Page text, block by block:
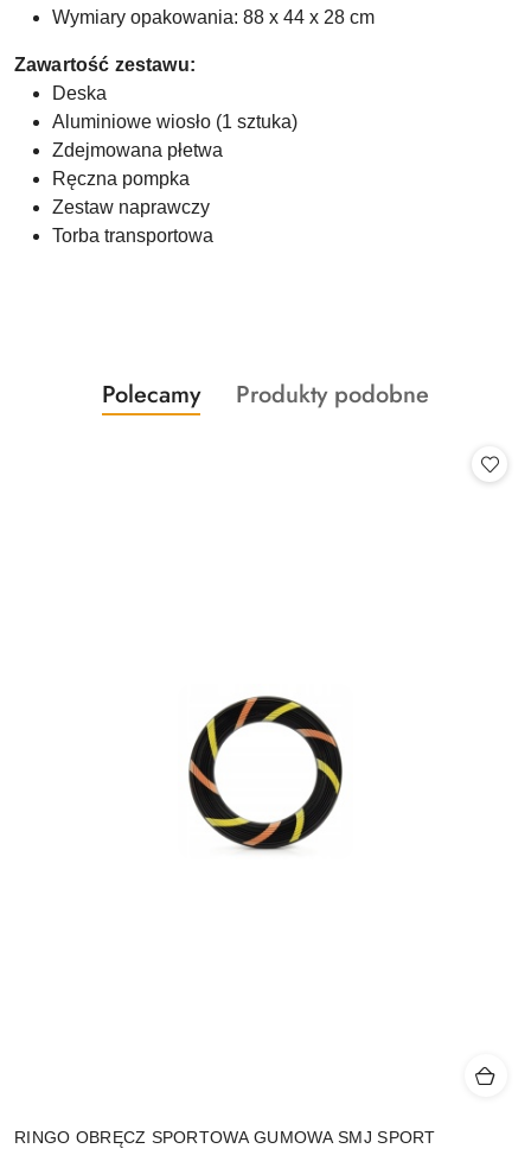
Wymiary opakowania: 88 x 44 x 28 cm
Zawartość zestawu:
Deska
Aluminiowe wiosło (1 sztuka)
Zdejmowana płetwa
Ręczna pompka
Zestaw naprawczy
Torba transportowa
Pomiń karuzelę produktów
Produkty
o
Polecamy
Produkty
Produkty podobne
RINGO OBRĘCZ SPORTOWA GUMOWA SMJ SPORT